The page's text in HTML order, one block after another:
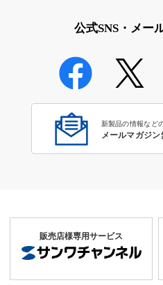
公式SNS・メー
新製品の情報など
メールマガジン
販売店様専用サービス